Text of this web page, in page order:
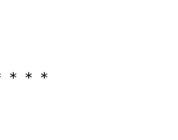
＊＊